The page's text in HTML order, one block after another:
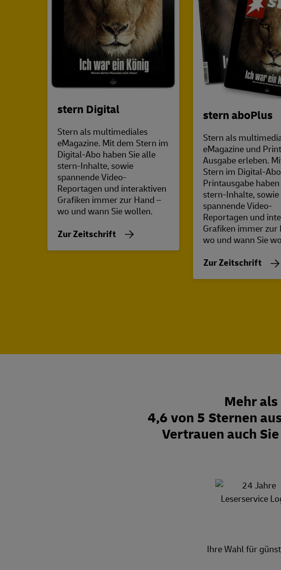
stern Digital
Stern als multimediales
eMagazine. Mit dem Stern im
Digital-Abo haben Sie alle
stern-Inhalte, sowie
spannende Video-
Reportagen und interaktiven
Grafiken immer zur Hand –
wo und wann Sie wollen.
Zur Zeitschrift
stern aboPlus
Stern als
eMagazine und Print
Ausgabe erleben.
Stern im Digital-
Printausgabe
stern-Inhalte, sowie
spannende Video-
Reportagen und
Grafiken immer zur
wo und wann Sie
Zur Zeitschrift
Mehr
4,6 von 5 Sternen
Vertrauen auch Sie
Ihre Wahl für